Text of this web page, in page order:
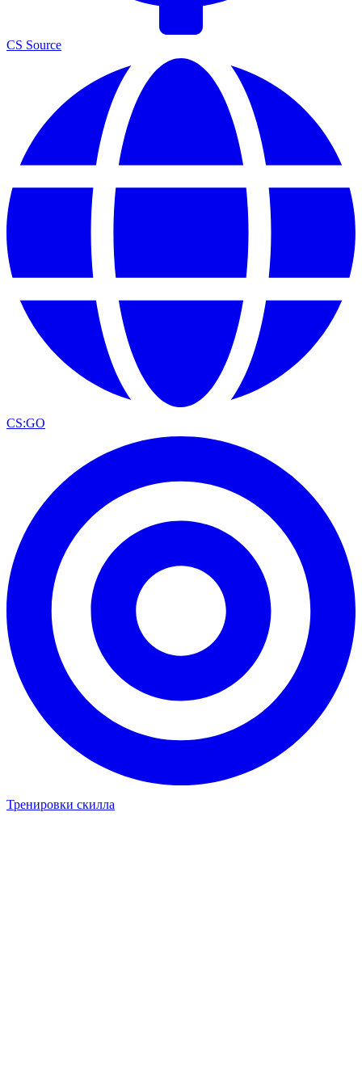
CS Source
CS:GO
Тренировки скилла